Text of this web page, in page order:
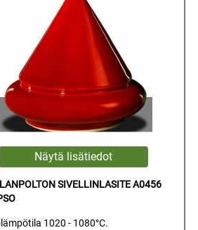
SIVELLINLASITE A0456
1020 - 1080°C.